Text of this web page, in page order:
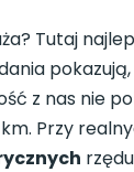
Tutaj
pokazują,
z nas nie
Przy